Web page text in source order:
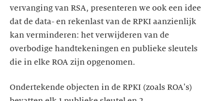
vervanging van RSA, presenteren we ook een idee
dat de data- en rekenlast van de RPKI aanzienlijk
kan verminderen: het verwijderen van de
overbodige handtekeningen en publieke sleutels
die in elke ROA zijn opgenomen.
Ondertekende objecten in de RPKI (zoals ROA's)